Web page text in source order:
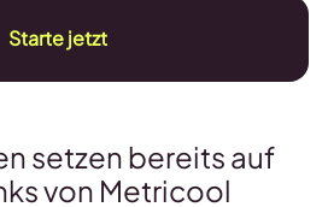
Starte jetzt
setzen bereits auf
von Metricool